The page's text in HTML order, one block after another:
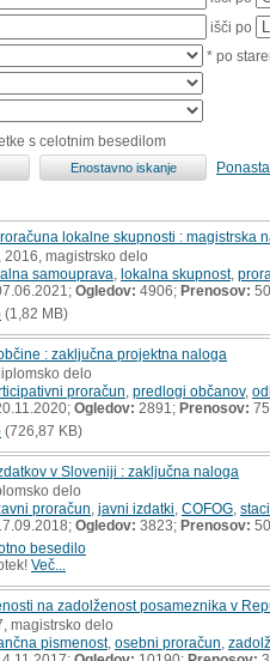
išči po
* po
s celotnim besedilom
lokalne skupnosti : magistrska
, 2016, magistrsko delo
samouprava lokalna skupnost,
Ogledov: 4906; Prenosov: 50
(1,82 MB)
: zaključna projektna naloga
delo
proračun predlogi občanov,
Ogledov: 2891; Prenosov: 75
(726,87 KB)
v Sloveniji : zaključna naloga
delo
proračun javni izdatki COFOG
Ogledov: 3823; Prenosov: 50
besedilo
Več...
na zadolženost posameznika v
magistrsko delo
pismenost, osebni proračun